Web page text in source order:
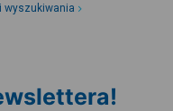
wyszukiwania